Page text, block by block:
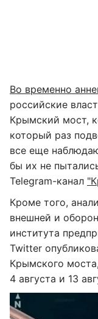
Во временно
российские
Крымский мост,
который раз
все еще
бы их не
Telegram-канал
Кроме того,
внешней и
института
Twitter
Крымского
4 августа и 13